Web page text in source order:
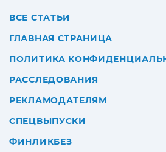
ВСЕ СТАТЬИ
ГЛАВНАЯ СТРАНИЦА
ПОЛИТИКА
РАССЛЕДОВАНИЯ
РЕКЛАМОДАТЕЛЯМ
СПЕЦВЫПУСКИ
ФИНЛИКБЕЗ